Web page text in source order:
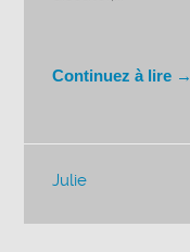
Continuez à lire →
Julie